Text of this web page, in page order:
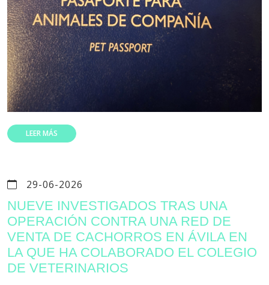
LEER MÁS
29-06-2026
NUEVE INVESTIGADOS TRAS UNA
OPERACIÓN CONTRA UNA RED DE
VENTA DE CACHORROS EN ÁVILA EN
LA QUE HA COLABORADO EL COLEGIO
DE VETERINARIOS